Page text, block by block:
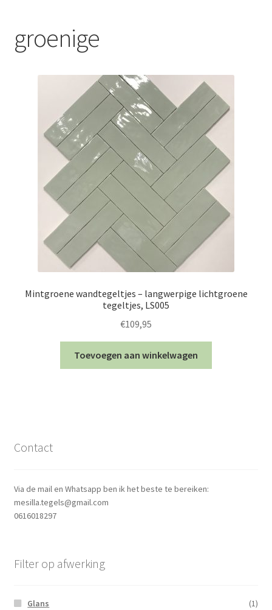
Contact
groenige
Mintgroene wandtegeltjes – langwerpige lichtgroene
tegeltjes, LS005
€109,95
Toevoegen aan winkelwagen
Contact
Via de mail en Whatsapp ben ik het beste te bereiken:
mesilla.tegels@gmail.com
0616018297
Filter op afwerking
Glans (1)